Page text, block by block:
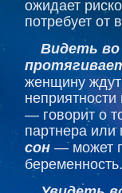
ожидает
потребует от
Видеть во
женщину
— говорит о
партнера
сон — может
беременность.